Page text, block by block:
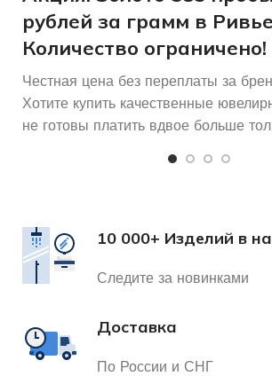
рублей за грамм в
Количество ограничено!
Честная цена без переплаты за
Хотите купить качественные
не готовы платить вдвое больше
10 000+ Изделий в
Следите за новинками
Доставка
По России и СНГ